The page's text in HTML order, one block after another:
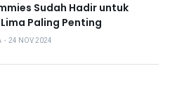
Sudah Hadir untuk
Paling Penting
・ 24 NOV 2024